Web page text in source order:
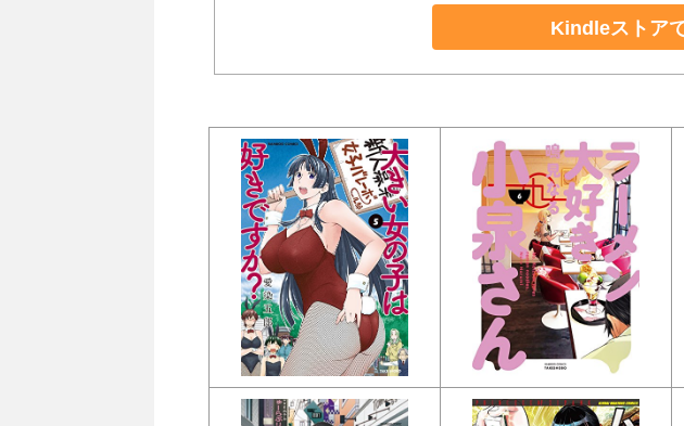
Kindleストア